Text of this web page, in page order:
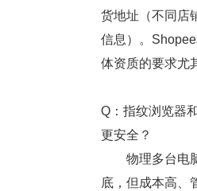
货地址（不同店
信息）。
体资质的要求尤
Q：指纹浏览器
更安全？
物理多台电脑
底，但成本高